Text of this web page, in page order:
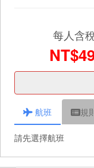
每人含
航班 規
請先選擇航班